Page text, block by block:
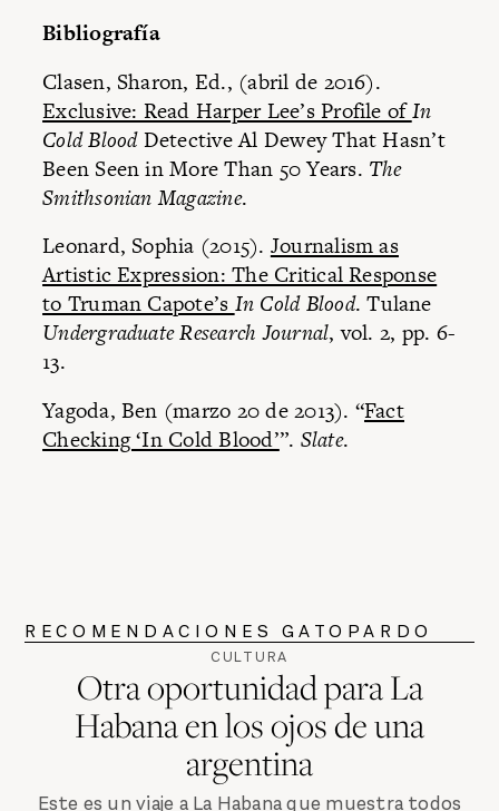
Bibliografía
Clasen, Sharon, Ed., (abril de 2016).
Exclusive: Read Harper Lee’s Profile ofIn
Cold BloodDetective Al Dewey That Hasn’t
Been Seen in More Than 50 Years. The
Smithsonian Magazine.
Leonard, Sophia (2015). Journalism as
Artistic Expression: The Critical Response
to Truman Capote’s In Cold Blood. Tulane
Undergraduate Research Journal, vol. 2, pp. 6-
13.
Yagoda, Ben (marzo 20 de 2013). “Fact
Checking ‘In Cold Blood’”. Slate.
RECOMENDACIONES GATOPARDO
CULTURA
Otra oportunidad para La
Habana en los ojos de una
argentina
Este es un viaje a La Habana que muestra todos